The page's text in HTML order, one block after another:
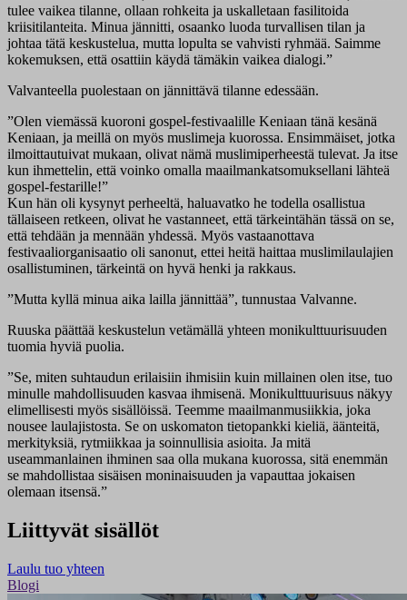
tulee vaikea tilanne, ollaan rohkeita ja uskalletaan fasilitoida
kriisitilanteita. Minua jännitti, osaanko luoda turvallisen tilan ja
johtaa tätä keskustelua, mutta lopulta se vahvisti ryhmää. Saimme
kokemuksen, että osattiin käydä tämäkin vaikea dialogi.”
Valvanteella puolestaan on jännittävä tilanne edessään.
”Olen viemässä kuoroni gospel-festivaalille Keniaan tänä kesänä
Keniaan, ja meillä on myös muslimeja kuorossa. Ensimmäiset, jotka
ilmoittautuivat mukaan, olivat nämä muslimiperheestä tulevat. Ja itse
kun ihmettelin, että voinko omalla maailmankatsomuksellani lähteä
gospel-festarille!”
Kun hän oli kysynyt perheeltä, haluavatko he todella osallistua
tällaiseen retkeen, olivat he vastanneet, että tärkeintähän tässä on se,
että tehdään ja mennään yhdessä. Myös vastaanottava
festivaaliorganisaatio oli sanonut, ettei heitä haittaa muslimilaulajien
osallistuminen, tärkeintä on hyvä henki ja rakkaus.
”Mutta kyllä minua aika lailla jännittää”, tunnustaa Valvanne.
Ruuska päättää keskustelun vetämällä yhteen monikulttuurisuuden
tuomia hyviä puolia.
”Se, miten suhtaudun erilaisiin ihmisiin kuin millainen olen itse, tuo
minulle mahdollisuuden kasvaa ihmisenä. Monikulttuurisuus näkyy
elimellisesti myös sisällöissä. Teemme maailmanmusiikkia, joka
nousee laulajistosta. Se on uskomaton tietopankki kieliä, äänteitä,
merkityksiä, rytmiikkaa ja soinnullisia asioita. Ja mitä
useammanlainen ihminen saa olla mukana kuorossa, sitä enemmän
se mahdollistaa sisäisen moninaisuuden ja vapauttaa jokaisen
olemaan itsensä.”
Liittyvät sisällöt
Laulu tuo yhteen
Blogi